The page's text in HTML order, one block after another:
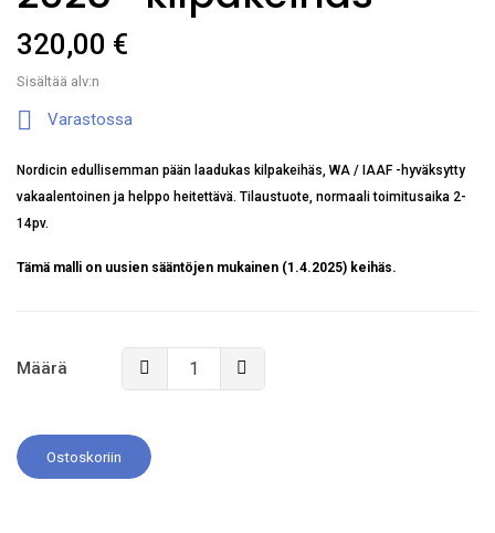
320,00 €
Sisältää alv:n
 Varastossa
Nordicin edullisemman pään laadukas kilpakeihäs, WA / IAAF -hyväksytty
vakaalentoinen ja helppo heitettävä. Tilaustuote, normaali toimitusaika 2-
14pv.
Tämä malli on uusien sääntöjen mukainen (1.4.2025) keihäs.
Määrä
Ostoskoriin